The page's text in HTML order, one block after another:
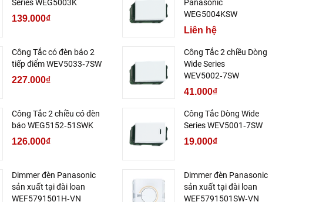
Series WEG5003K
139.000₫
Panasonic
WEG5004KSW
Liên hệ
Công Tắc có đèn báo 2
tiếp điểm WEV5033‑7SW
227.000₫
Công Tắc 2 chiều Dòng
Wide Series
WEV5002‑7SW
41.000₫
Công Tắc 2 chiều có đèn
báo WEG5152‑51SWK
126.000₫
Công Tắc Dòng Wide
Series WEV5001‑7SW
19.000₫
Dimmer đèn Panasonic
sản xuất tại đài loan
WEF5791501H‑VN
Dimmer đèn Panasonic
sản xuất tại đài loan
WEF5791501SW‑VN